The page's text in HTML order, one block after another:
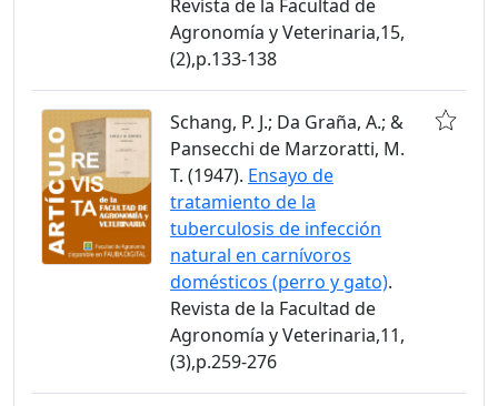
Revista de la Facultad de
Agronomía y Veterinaria,15,
(2),p.133-138
Schang, P. J.; Da Graña, A.; &
Pansecchi de Marzoratti, M.
T. (1947). Ensayo de
tratamiento de la
tuberculosis de infección
natural en carnívoros
domésticos (perro y gato).
Revista de la Facultad de
Agronomía y Veterinaria,11,
(3),p.259-276